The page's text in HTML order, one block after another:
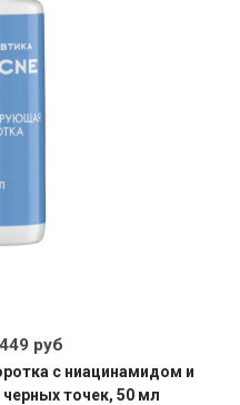
449 руб
с ниацинамидом и
точек, 50 мл